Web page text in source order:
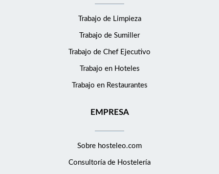
Trabajo de Limpieza
Trabajo de Sumiller
Trabajo de Chef Ejecutivo
Trabajo en Hoteles
Trabajo en Restaurantes
EMPRESA
Sobre hosteleo.com
Consultoría de Hostelería